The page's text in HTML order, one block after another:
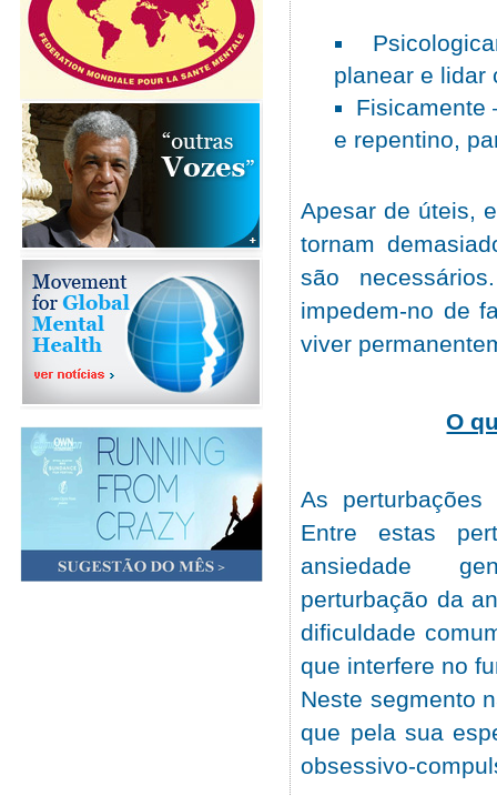
planear e
Fisicamente
e repentino,
Apesar de úteis,
tornam
são
impedem-no de
viver
O
As
Entre estas
ansiedade
perturbação da
dificuldade
que interfere no
Neste segmento
que pela sua
obsessivo-